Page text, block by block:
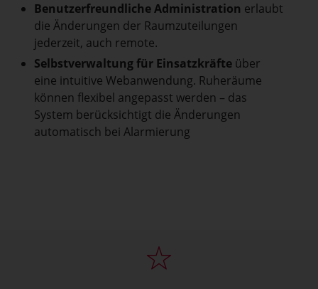
Benutzerfreundliche Administration erlaubt
die Änderungen der Raumzuteilungen
jederzeit, auch remote.
Selbstverwaltung für Einsatzkräfteüber
eine intuitive Webanwendung. Ruheräume
können flexibel angepasst werden – das
System berücksichtigt die Änderungen
automatisch bei Alarmierung